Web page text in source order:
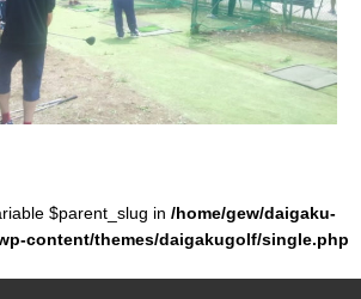
$parent_slug in /home/gew/daigaku-
content/themes/daigakugolf/single.php